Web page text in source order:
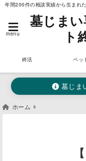
年間200件の相談実績から生まれ
menu
墓じま
ト
終活 ペッ
墓じま
ホーム